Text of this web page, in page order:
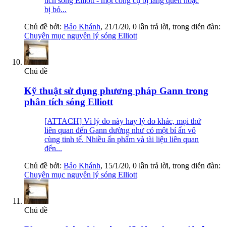
bị bỏ...
Chủ đề bởi: Bảo Khánh, 21/1/20, 0 lần trả lời, trong diễn đàn:
Chuyên mục nguyên lý sóng Elliott
Chủ đề
Kỹ thuật sử dụng phương pháp Gann trong
phân tích sóng Elliott
[ATTACH] Vì lý do này hay lý do khác, mọi thứ
liên quan đến Gann dường như có một bí ẩn vô
cùng tinh tế. Nhiều ấn phẩm và tài liệu liên quan
đến...
Chủ đề bởi: Bảo Khánh, 15/1/20, 0 lần trả lời, trong diễn đàn:
Chuyên mục nguyên lý sóng Elliott
Chủ đề